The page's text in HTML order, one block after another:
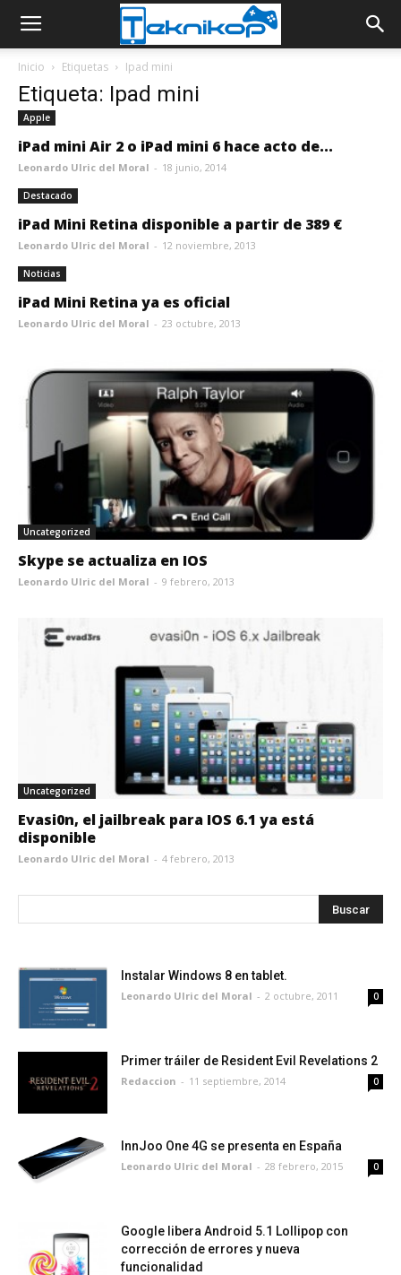
Inicio Etiquetas Ipad mini
Etiqueta: Ipad mini
Apple
iPad mini Air 2 o iPad mini 6 hace acto de...
Leonardo Ulric del Moral - 18 junio, 2014
Destacado
iPad Mini Retina disponible a partir de 389 €
Leonardo Ulric del Moral - 12 noviembre, 2013
Noticias
iPad Mini Retina ya es oficial
Leonardo Ulric del Moral - 23 octubre, 2013
Uncategorized
Skype se actualiza en IOS
Leonardo Ulric del Moral - 9 febrero, 2013
Uncategorized
Evasi0n, el jailbreak para IOS 6.1 ya está
disponible
Leonardo Ulric del Moral - 4 febrero, 2013
Instalar Windows 8 en tablet.
Leonardo Ulric del Moral - 2 octubre, 2011 0
Primer tráiler de Resident Evil Revelations 2
Redaccion - 11 septiembre, 2014 0
InnJoo One 4G se presenta en España
Leonardo Ulric del Moral - 28 febrero, 2015 0
Google libera Android 5.1 Lollipop con
corrección de errores y nueva
funcionalidad